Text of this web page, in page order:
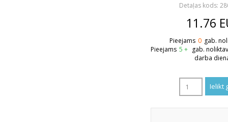
Detaļas kods:
11.76
Pieejams 0 gab.
Pieejams 5 + gab.
darba